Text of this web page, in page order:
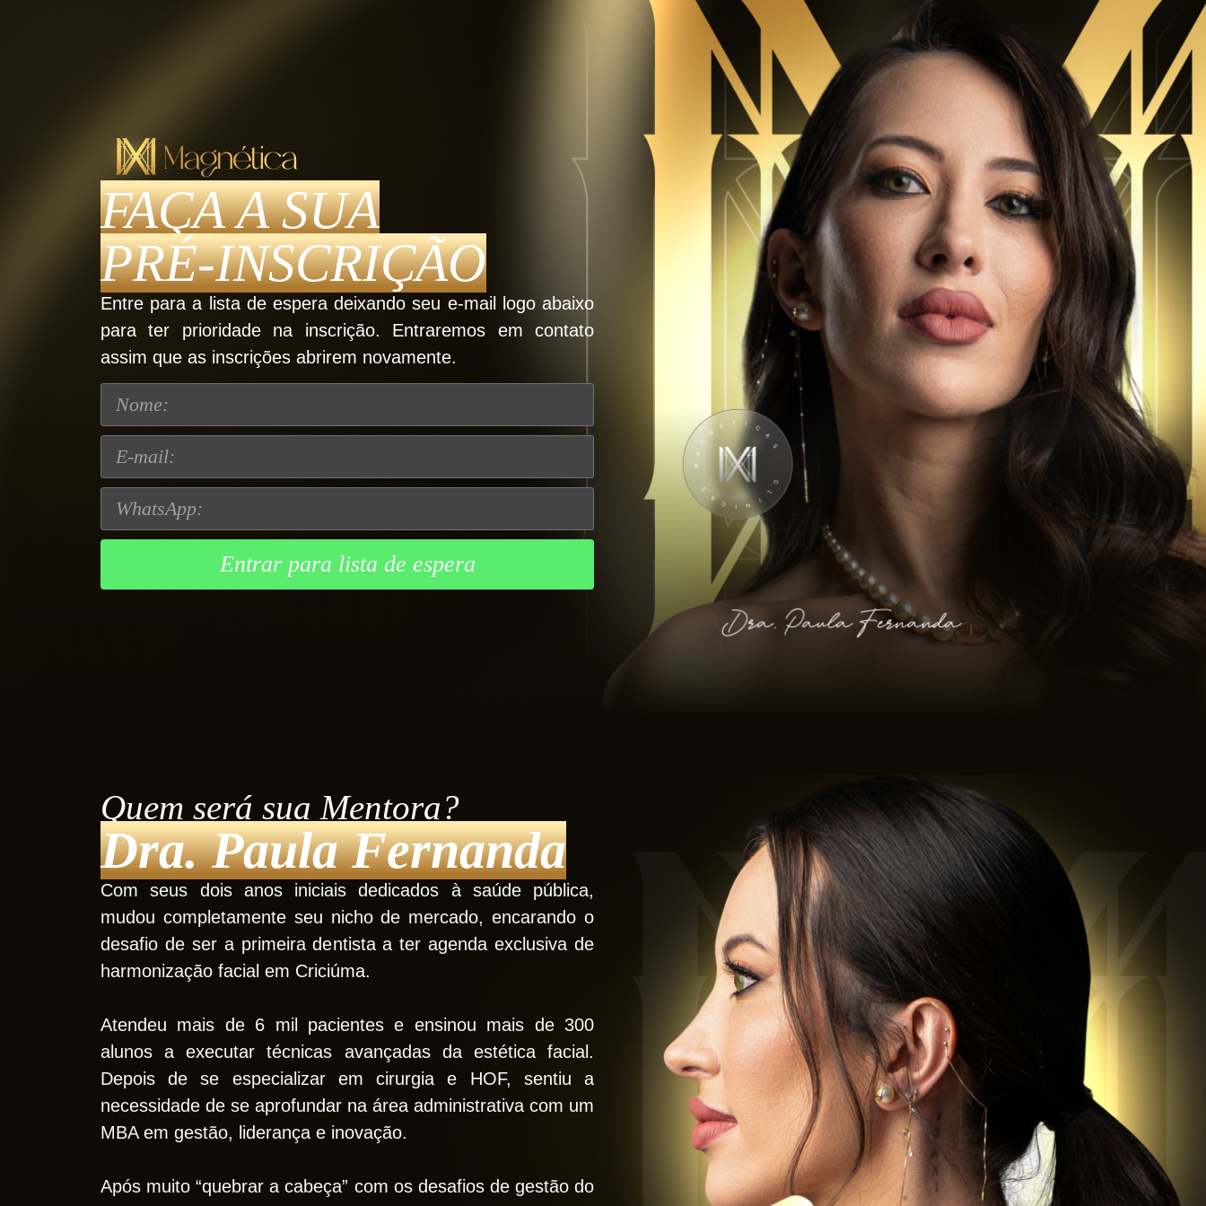
FAÇA A SUA
PRÉ-INSCRIÇÃO
Entre para a lista de espera deixando seu e-mail logo abaixo
para ter prioridade na inscrição. Entraremos em contato
assim que as inscrições abrirem novamente.
Entrar para lista de espera
Quem será sua Mentora?
Dra. Paula Fernanda
Com seus dois anos iniciais dedicados à saúde pública,
mudou completamente seu nicho de mercado, encarando o
desafio de ser a primeira dentista a ter agenda exclusiva de
harmonização facial em Criciúma.
Atendeu mais de 6 mil pacientes e ensinou mais de 300
alunos a executar técnicas avançadas da estética facial.
Depois de se especializar em cirurgia e HOF, sentiu a
necessidade de se aprofundar na área administrativa com um
MBA em gestão, liderança e inovação.
Após muito “quebrar a cabeça” com os desafios de gestão do